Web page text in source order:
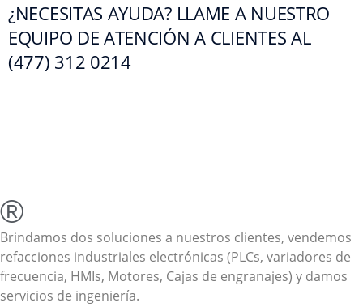
¿NECESITAS AYUDA? LLAME A NUESTRO
EQUIPO DE ATENCIÓN A CLIENTES AL
(477) 312 0214
®
Brindamos dos soluciones a nuestros clientes, vendemos
refacciones industriales electrónicas (PLCs, variadores de
frecuencia, HMIs, Motores, Cajas de engranajes) y damos
servicios de ingeniería.